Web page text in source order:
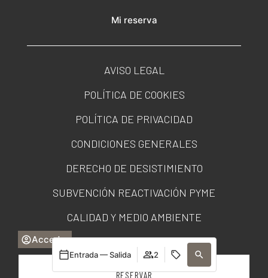
Acceder
RESERVAR
Entrada — Salida 2
Mi reserva
AVISO LEGAL
POLÍTICA DE COOKIES
POLÍTICA DE PRIVACIDAD
CONDICIONES GENERALES
DERECHO DE DESISTIMIENTO
SUBVENCIÓN REACTIVACIÓN PYME
CALIDAD Y MEDIO AMBIENTE
PORTAL DE TRANSPARENCIA